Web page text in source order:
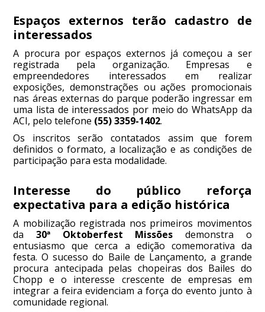
Espaços externos terão cadastro de
interessados
A procura por espaços externos já começou a ser
registrada pela organização. Empresas e
empreendedores interessados em realizar
exposições, demonstrações ou ações promocionais
nas áreas externas do parque poderão ingressar em
uma lista de interessados por meio do WhatsApp da
ACI, pelo telefone (55) 3359-1402.
Os inscritos serão contatados assim que forem
definidos o formato, a localização e as condições de
participação para esta modalidade.
Interesse do público reforça
expectativa para a edição histórica
A mobilização registrada nos primeiros movimentos
da30ª Oktoberfest Missões demonstra o
entusiasmo que cerca a edição comemorativa da
festa. O sucesso do Baile de Lançamento, a grande
procura antecipada pelas chopeiras dos Bailes do
Chopp e o interesse crescente de empresas em
integrar a feira evidenciam a força do evento junto à
comunidade regional.